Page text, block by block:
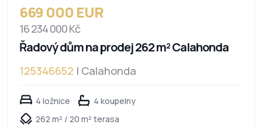
669 000 EUR
16 234 000 Kč
Řadový dům na prodej 262 m² Calahonda
125346652 | Calahonda
4 ložnice
4 koupelny
262 m² / 20 m² terasa